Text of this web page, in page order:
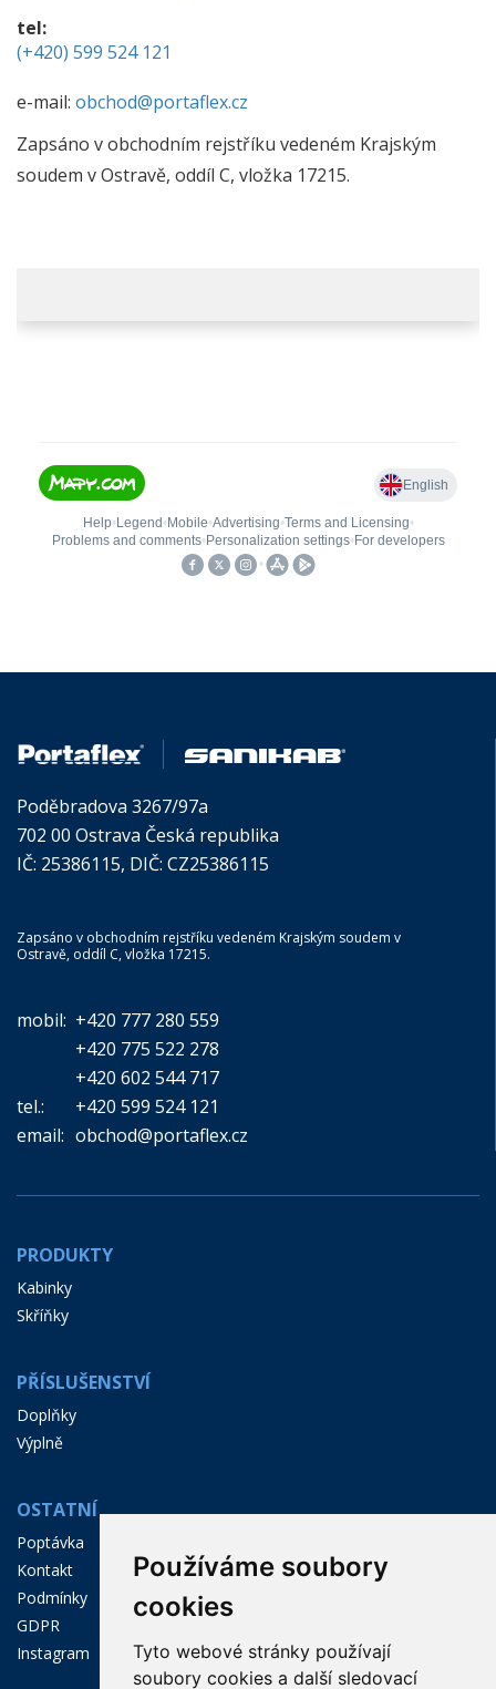
Používáme soubory
cookies
Tyto webové stránky používají
soubory cookies a další sledovací
tel:
(+420) 599 524 121
e-mail: obchod@portaflex.cz
Zapsáno v obchodním rejstříku vedeném Krajským
soudem v Ostravě, oddíl C, vložka 17215.
Poděbradova 3267/97a
702 00 Ostrava Česká republika
IČ: 25386115, DIČ: CZ25386115
Zapsáno v obchodním rejstříku vedeném Krajským soudem v
Ostravě, oddíl C, vložka 17215.
mobil: +420 777 280 559
+420 775 522 278
+420 602 544 717
tel.:
+420 599 524 121
email: obchod@portaflex.cz
PRODUKTY
Kabinky
Skříňky
PŘÍSLUŠENSTVÍ
Doplňky
Výplně
OSTATNÍ
Poptávka
Kontakt
Podmínky
GDPR
Instagram